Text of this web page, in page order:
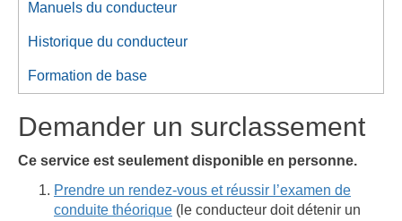
Manuels du conducteur
Historique du conducteur
Formation de base
Demander un surclassement
Ce service est seulement disponible en personne.
Prendre un rendez-vous et réussir l’examen de
conduite théorique (le conducteur doit détenir un